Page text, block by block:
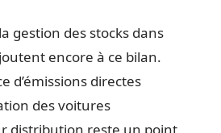
gestion des stocks dans
encore à ce bilan.
d’émissions directes
des voitures